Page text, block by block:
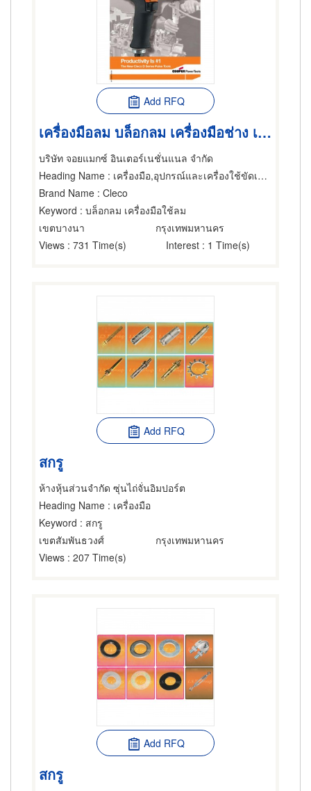
Add RFQ
เครื่องมือลม บล็อกลม เครื่องมือช่าง เครื่องมือ
บริษัท จอยแมกซ์ อินเตอร์เนชั่นแนล จำกัด
Heading Name : เครื่องมือ,อุปกรณ์และเครื่องใช้ขัดเรียบและขัดเงา,เครื่องมือใช้กำลังลม
Brand Name : Cleco
Keyword : บล็อกลม เครื่องมือใช้ลม
เขตบางนา
กรุงเทพมหานคร
Views : 731 Time(s) Interest : 1 Time(s)
Add RFQ
สกรู
ห้างหุ้นส่วนจำกัด ซุ่นไถ่จั่นอิมปอร์ต
Heading Name : เครื่องมือ
Keyword : สกรู
เขตสัมพันธวงศ์
กรุงเทพมหานคร
Views : 207 Time(s)
Add RFQ
สกรู